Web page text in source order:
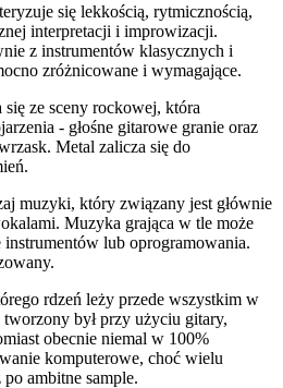
się lekkością, rytmicznością,
interpretacji i improwizacji.
z instrumentów klasycznych i
zróżnicowane i wymagające.
ze sceny rockowej, która
- głośne gitarowe granie oraz
Metal zalicza się do
muzyki, który związany jest głównie
Muzyka grająca w tle może
lub oprogramowania.
rdzeń leży przede wszystkim w
był przy użyciu gitary,
obecnie niemal w 100%
komputerowe, choć wielu
ambitne sample.